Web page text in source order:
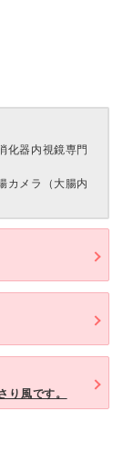
化器内視鏡専門
カメラ（大腸内
り風です。